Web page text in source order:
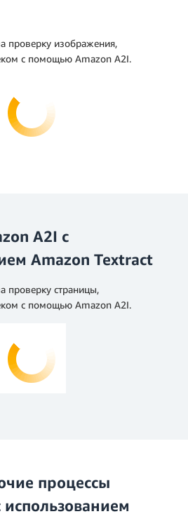
проверку изображения,
с помощью Amazon A2I.
A2I с
Amazon Textract
проверку страницы,
с помощью Amazon A2I.
процессы